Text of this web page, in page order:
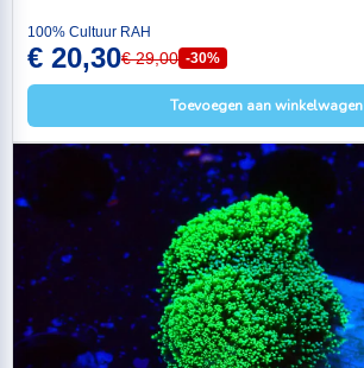
100% Cultuur RAH
€ 20,30€ 29,00 -30%
Toevoegen aan winkelwagen